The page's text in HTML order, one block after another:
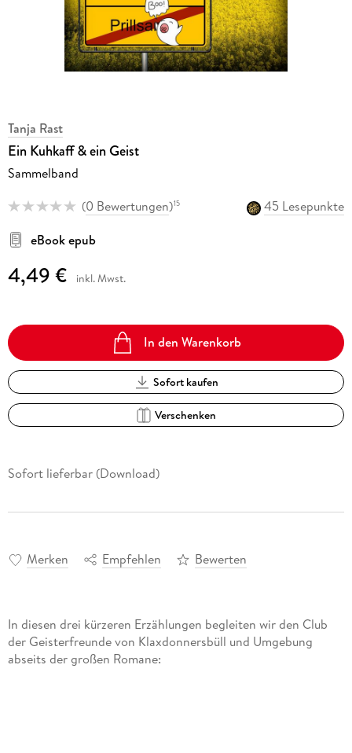
Tanja Rast
Ein Kuhkaff & ein Geist
Sammelband
(0 Bewertungen)15
45 Lesepunkte
eBook epub
4,49 € inkl. Mwst.
In den Warenkorb
Sofort kaufen
Verschenken
Sofort lieferbar (Download)
Merken Empfehlen Bewerten
In diesen drei kürzeren Erzählungen begleiten wir den Club
der Geisterfreunde von Klaxdonnersbüll und Umgebung